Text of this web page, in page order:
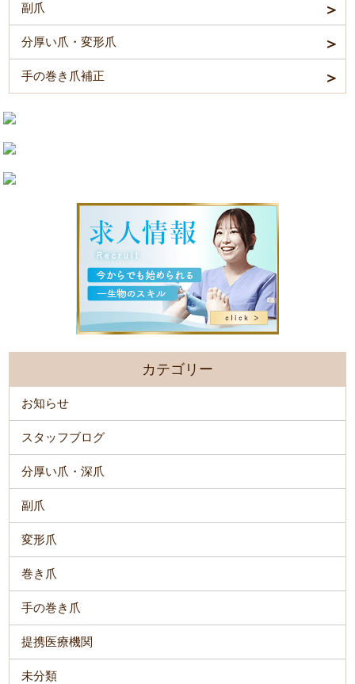
副爪
分厚い爪・変形爪
手の巻き爪補正
カテゴリー
お知らせ
スタッフブログ
分厚い爪・深爪
副爪
変形爪
巻き爪
手の巻き爪
提携医療機関
未分類